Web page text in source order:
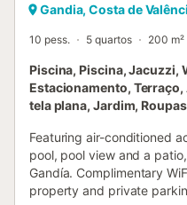
Gandia, Costa de
10 pess. 5 quartos 200 m²
Piscina, Piscina, Jacuzzi,
Estacionamento,
tela plana, Jardim,
Featuring air-conditioned
pool, pool view and a
Gandía. Complimentary
property and private